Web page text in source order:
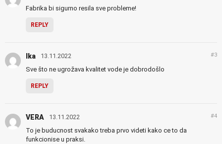
Fabrika bi sigurno resila sve probleme!
REPLY
Ika 13.11.2022 #3
Sve što ne ugrožava kvalitet vode je dobrodošlo
REPLY
VERA 13.11.2022 #4
To je buducnost svakako treba prvo videti kako ce to da
funkcionise u praksi.